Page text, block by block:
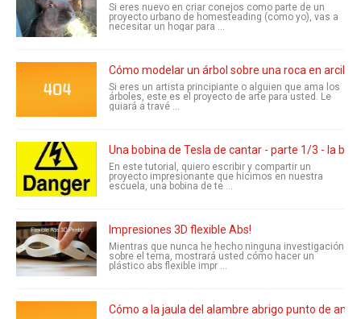
Si eres nuevo en criar conejos como parte de un
proyecto urbano de homesteading (como yo), vas a
necesitar un hogar para ...
Cómo modelar un árbol sobre una roca en arcilla
Si eres un artista principiante o alguien que ama los
árboles, este es el proyecto de arte para usted. Le
guiará a travé ...
Una bobina de Tesla de cantar - parte 1/3 - la
En este tutorial, quiero escribir y compartir un
proyecto impresionante que hicimos en nuestra
escuela, una bobina de te ...
Impresiones 3D flexible Abs!
Mientras que nunca he hecho ninguna investigación
sobre el tema, mostrará usted cómo hacer un
plástico abs flexible impr ...
Cómo a la jaula del alambre abrigo punto de